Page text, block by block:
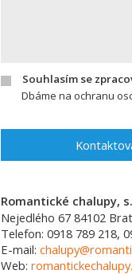
Souhlasím se
Dbáme na ochranu
Romantické chalupy,
Nejedlého 67 84102
Telefon: 0918 789 218,
E-mail:
Web: